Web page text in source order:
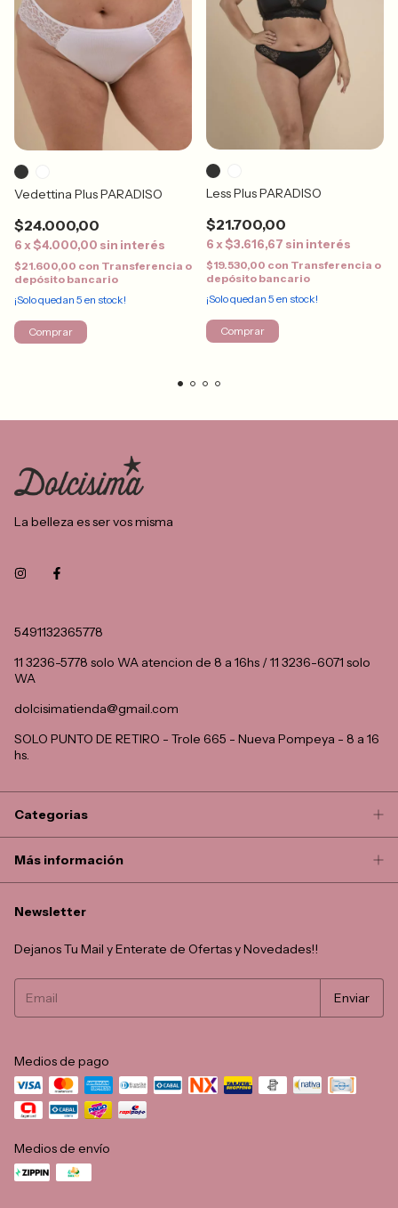
Vedettina Plus PARADISO
$24.000,00
6 x$4.000,00 sin interés
$21.600,00 con Transferencia o
depósito bancario
¡Solo quedan 5 en stock!
Comprar
Less Plus PARADISO
$21.700,00
6 x$3.616,67 sin interés
$19.530,00 con Transferencia o
depósito bancario
¡Solo quedan 5 en stock!
Comprar
La belleza es ser vos misma
5491132365778
11 3236-5778 solo WA atencion de 8 a 16hs / 11 3236-6071 solo
WA
dolcisimatienda@gmail.com
SOLO PUNTO DE RETIRO - Trole 665 - Nueva Pompeya - 8 a 16
hs.
Categorias
Más información
Newsletter
Dejanos Tu Mail y Enterate de Ofertas y Novedades!!
Medios de pago
Medios de envío